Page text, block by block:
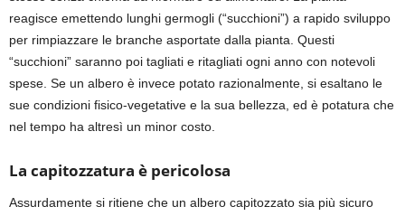
reagisce emettendo lunghi germogli (“succhioni”) a rapido sviluppo
per rimpiazzare le branche asportate dalla pianta. Questi
“succhioni” saranno poi tagliati e ritagliati ogni anno con notevoli
spese. Se un albero è invece potato razionalmente, si esaltano le
sue condizioni fisico-vegetative e la sua bellezza, ed è potatura che
nel tempo ha altresì un minor costo.
La capitozzatura è pericolosa
Assurdamente si ritiene che un albero capitozzato sia più sicuro